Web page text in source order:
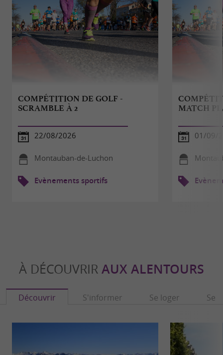
COMPÉTITION DE GOLF -
SCRAMBLE À 2
22/08/2026
Montauban-de-Luchon
Evènements sportifs
MATCH
01/09/
À DÉCOUVRIR AUX ALENTOURS
Découvrir S'informer Se loger Se